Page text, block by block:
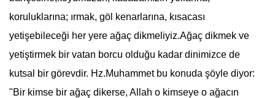
koruluklarına; ırmak, göl kenarlarına, kısacası
yetişebileceği her yere ağaç dikmeliyiz.Ağaç dikmek ve
yetiştirmek bir vatan borcu olduğu kadar dinimizce de
kutsal bir görevdir. Hz.Muhammet bu konuda şöyle diyor:
"Bir kimse bir ağaç dikerse, Allah o kimseye o ağacın